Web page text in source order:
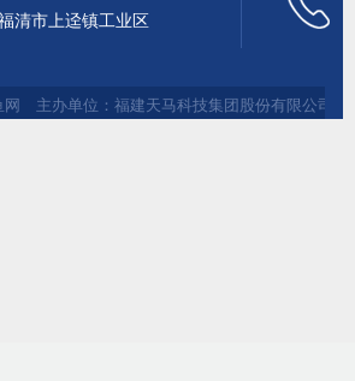
清市上迳镇工业区
网 主办单位：福建天马科技集团股份有限公司